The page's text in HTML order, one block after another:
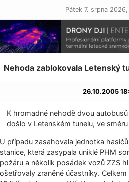
Pátek 7. srpna 2026,
Nehoda zablokovala Letenský
26.10.2005
K hromadné nehodě dvou
došlo v Letenském tunelu, ve
U případu zasahovala jednotka
stanice, která zasypala uniklé PHM
požáru a několik posádek vozů ZZS
ošetřovaly zraněné účastníky.